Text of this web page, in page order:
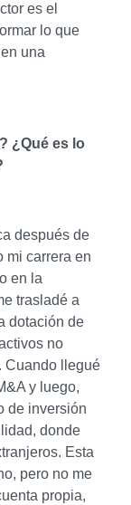
es el
lo que
una
¿Qué es lo
después de
mi carrera en
en la
trasladé a
dotación de
no
Cuando llegué
y luego,
de inversión
donde
Esta
pero no me
propia,